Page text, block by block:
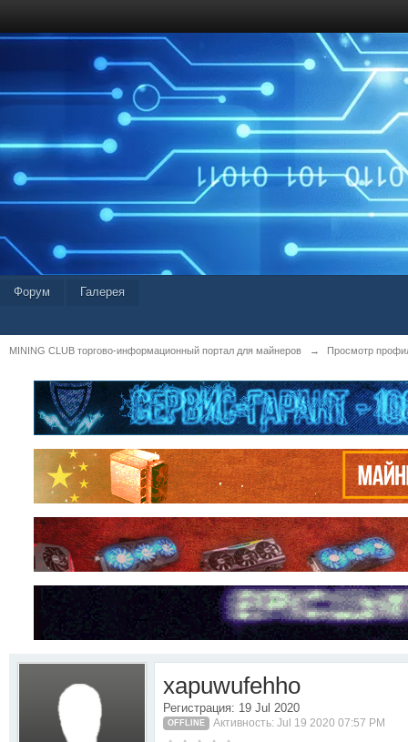
Форум Галерея
MINING CLUB торгово-информационный портал для майнеров → Просмотр
xapuwufehho
Регистрация: 19 Jul 2020
OFFLINE Активность: Jul 19 2020 07:57 PM